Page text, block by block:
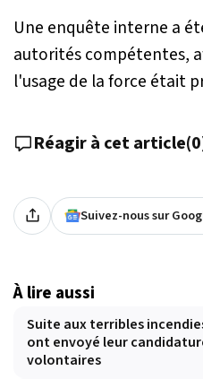
Une enquête interne a
autorités compétentes,
l'usage de la force était
Réagir à cet article(0
Suivez-nous sur
À lire aussi
Suite aux terribles
ont envoyé leur
volontaires